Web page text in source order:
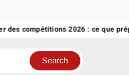
compétitions 2026 : ce que prépare